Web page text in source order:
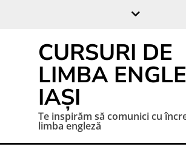
CURSURI DE
LIMBA
IAȘI
Te inspirăm să comunici cu
limba engleză